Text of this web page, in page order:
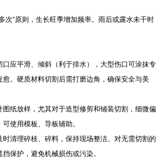
次”原则，生长旺季增加频率。雨后或露水未干时
口应平滑、倾斜（利于排水），大型伤口可涂抹专
愈。硬质材料切割后需打磨边角，确保安全与美
图纸放样，尤其对于造型修剪和铺装切割，细微偏
使用模板、导板辅助。
时清理碎枝、碎料，保持现场整洁。对无需切割的
保护，避免机械损伤或污染。